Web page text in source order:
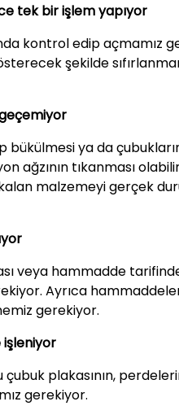
tek bir işlem yapıyor
kontrol edip açmamız
şekilde
ya da
ağzının tıkanması
malzemeyi gerçek
veya hammadde
Ayrıca
gerekiyor.
işleniyor
çubuk plakasının,
gerekiyor.